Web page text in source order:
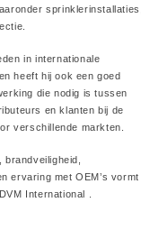
sprinklerinstallaties,
in internationale
heeft hij ook een goed
die nodig is tussen
en klanten bij de
verschillende markten.
ervaring met OEM’s vormt
International .